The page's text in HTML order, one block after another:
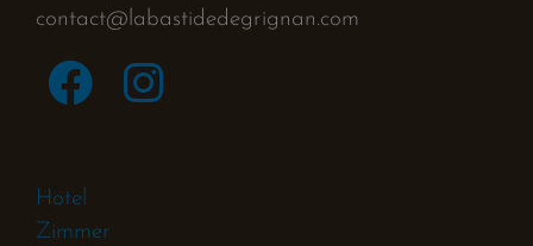
contact@labastidedegrignan.com
Hotel
Zimmer